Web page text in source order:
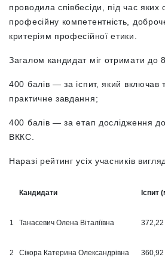
проводила співбесіди, під час яких
професійну компетентність,
критеріям професійної етики.
Загалом кандидат міг отримати до
400 балів — за іспит, який включав
практичне завдання;
400 балів — за етап дослідження
ВККС.
Наразі рейтинг усіх учасників
Кандидати Іспит
1 Танасевич Олена Віталіївна 372,22
2 Сікора Катерина Олександрівна 360,92